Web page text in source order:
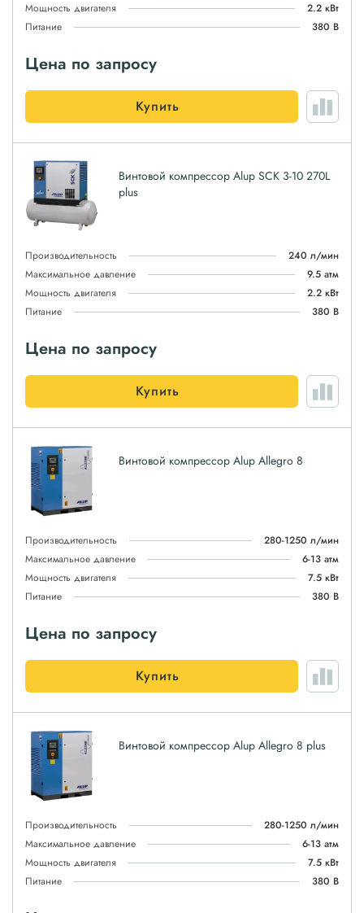
Мощность двигателя
2.2 кВт
Питание
380 В
Цена по запросу
Купить
Винтовой компрессор Alup SCK 3-10 270L
plus
Производительность
240 л/мин
Максимальное давление
9.5 атм
Мощность двигателя
2.2 кВт
Питание
380 В
Цена по запросу
Купить
Винтовой компрессор Alup Allegro 8
Производительность
280-1250 л/мин
Максимальное давление
6-13 атм
Мощность двигателя
7.5 кВт
Питание
380 В
Цена по запросу
Купить
Винтовой компрессор Alup Allegro 8 plus
Производительность
280-1250 л/мин
Максимальное давление
6-13 атм
Мощность двигателя
7.5 кВт
Питание
380 В